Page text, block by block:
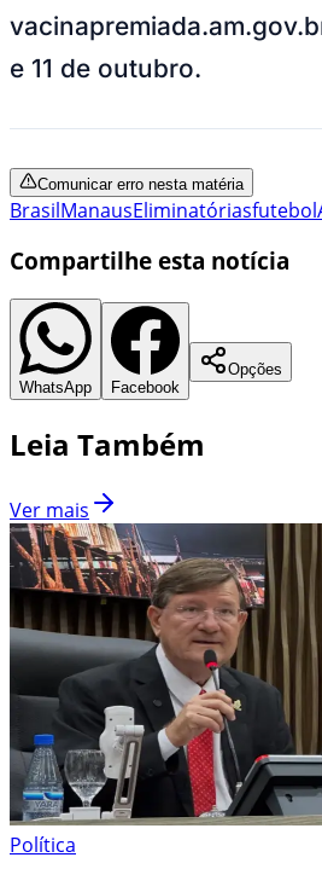
e 11 de outubro.
Comunicar erro nesta matéria
BrasilManausEliminatóriasfutebol
Compartilhe esta notícia
WhatsApp Facebook
Opções
Leia Também
Ver mais
Política